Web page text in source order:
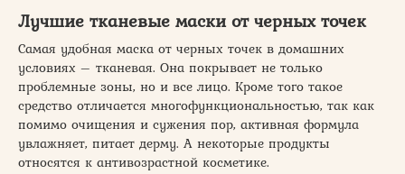
Лучшие тканевые маски от черных точек
Самая удобная маска от черных точек в домашних
условиях – тканевая. Она покрывает не только
проблемные зоны, но и все лицо. Кроме того такое
средство отличается многофункциональностью, так как
помимо очищения и сужения пор, активная формула
увлажняет, питает дерму. А некоторые продукты
относятся к антивозрастной косметике.